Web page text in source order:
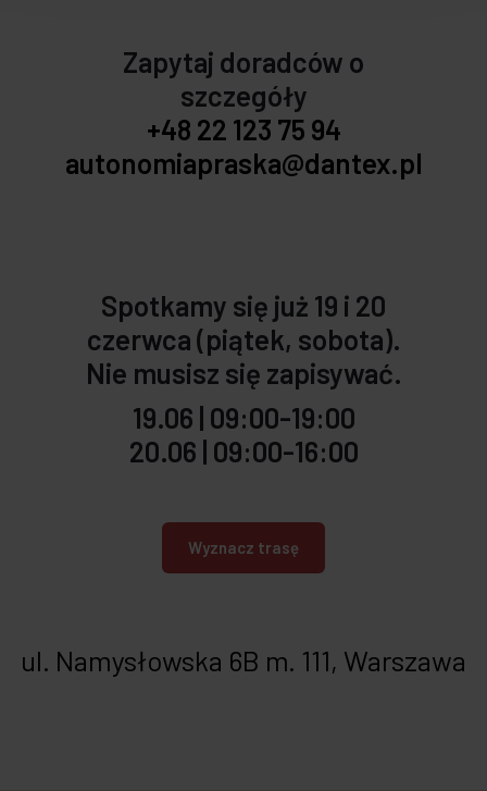
Zapytaj doradców o
szczegóły
+48 22 123 75 94
autonomiapraska@dantex.pl
Spotkamy się już 19 i 20
czerwca (piątek, sobota).
Nie musisz się zapisywać.
19.06 | 09:00-19:00
20.06 | 09:00-16:00
Wyznacz trasę
ul. Namysłowska 6B m. 111, Warszawa